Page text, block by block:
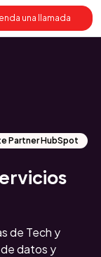
una llamada
Partner HubSpot
de Tech y
datos y